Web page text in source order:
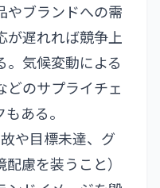
やブランドへの需
が遅れれば競争上
。気候変動による
どのサプライチェ
ある。
や目標未達、グ
慮を装うこと）